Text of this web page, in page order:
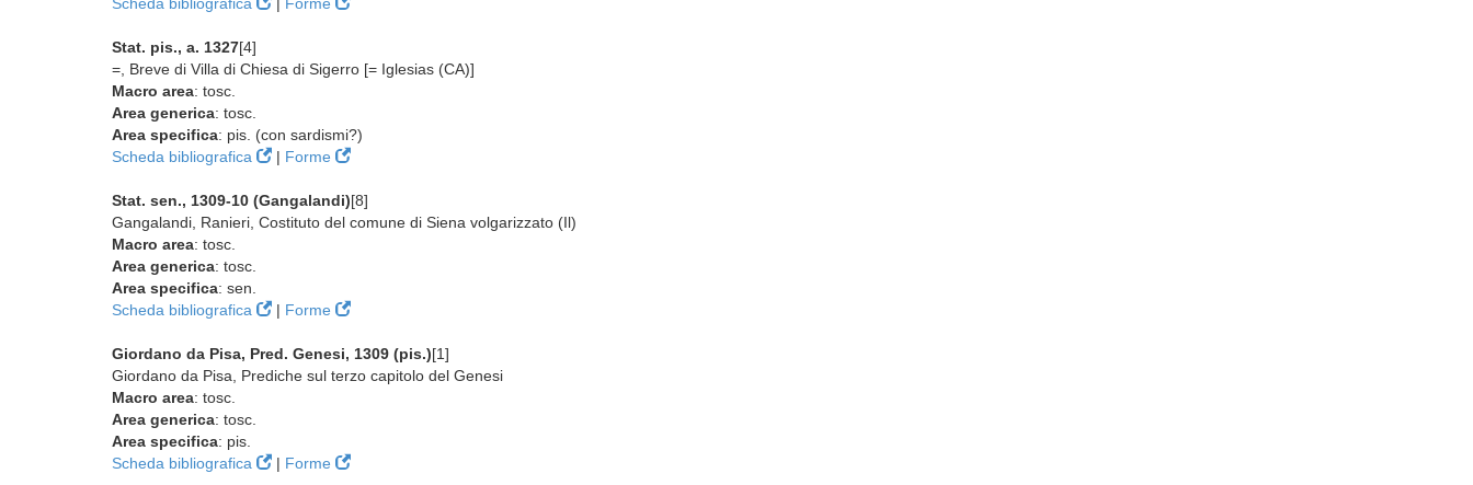
Stat. pis., a. 1327[4]
=, Breve di Villa di Chiesa di Sigerro [= Iglesias (CA)]
Macro area: tosc.
Area generica: tosc.
Area specifica: pis. (con sardismi?)
Scheda bibliografica
| Forme
Stat. sen., 1309-10 (Gangalandi)[8]
Gangalandi, Ranieri, Costituto del comune di Siena volgarizzato (Il)
Macro area: tosc.
Area generica: tosc.
Area specifica: sen.
Scheda bibliografica
| Forme
Giordano da Pisa, Pred. Genesi, 1309 (pis.)[1]
Giordano da Pisa, Prediche sul terzo capitolo del Genesi
Macro area: tosc.
Area generica: tosc.
Area specifica: pis.
Scheda bibliografica
| Forme